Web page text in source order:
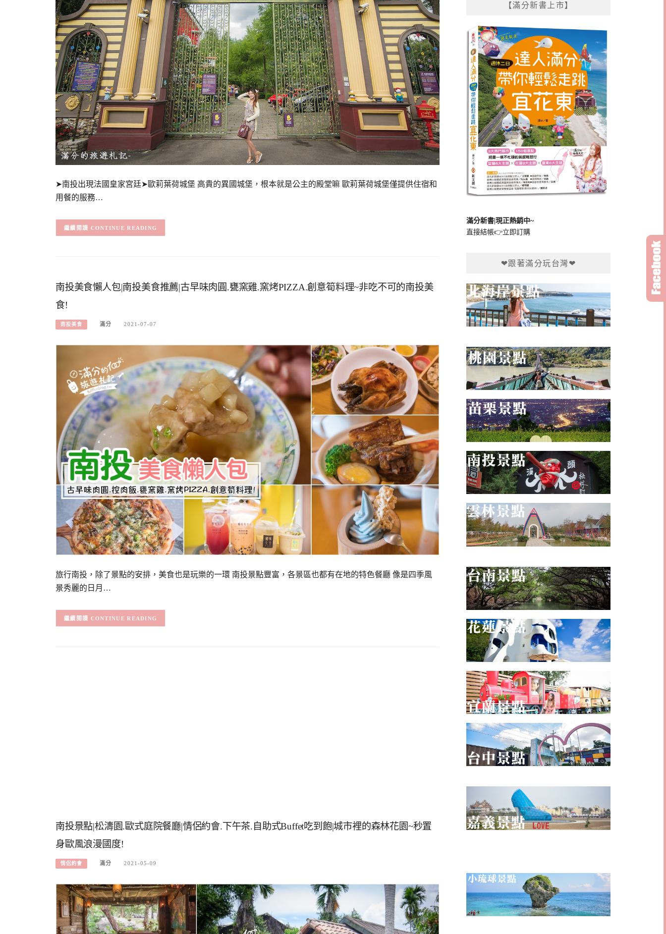
➤南投出現法國皇家宮廷➤歐莉葉荷城堡 高貴的異國城堡，根本就是公主的殿堂嘛 歐莉葉荷城堡僅提供住宿和
用餐的服務…
CONTINUE READING
南投美食懶人包|南投美食推薦|古早味肉圓.甕窯雞.窯烤PIZZA.創意筍料理~非吃不可的南投美
食!
南投美食 滿分 2021-07-07
旅行南投，除了景點的安排，美食也是玩樂的一環 南投景點豐富，各景區也都有在地的特色餐廳 像是四季風
景秀麗的日月…
CONTINUE READING
南投景點|松濤園.歐式庭院餐廳|情侶約會.下午茶.自助式Buffet吃到飽|城市裡的森林花園~秒置
身歐風浪漫國度!
情侶約會 滿分 2021-05-09
【滿分新書上市】
滿分新書|現正熱銷中~
直接結帳👉立即訂購
❤跟著滿分玩台灣❤